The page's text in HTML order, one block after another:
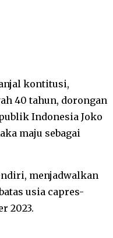
kontitusi,
40 tahun, dorongan
Indonesia Joko
maju sebagai
menjadwalkan
usia capres-
2023.